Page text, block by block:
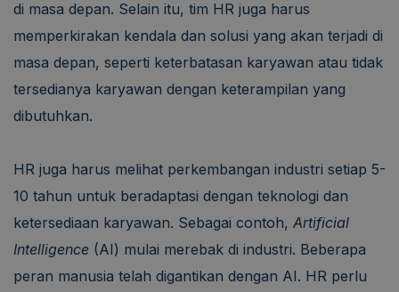
di masa depan. Selain itu, tim HR juga harus
memperkirakan kendala dan solusi yang akan terjadi di
masa depan, seperti keterbatasan karyawan atau tidak
tersedianya karyawan dengan keterampilan yang
dibutuhkan.
HR juga harus melihat perkembangan industri setiap 5-
10 tahun untuk beradaptasi dengan teknologi dan
ketersediaan karyawan. Sebagai contoh, Artificial
Intelligence (AI) mulai merebak di industri. Beberapa
peran manusia telah digantikan dengan AI. HR perlu